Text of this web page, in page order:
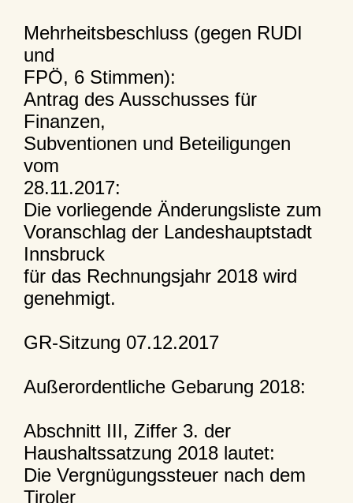
Mehrheitsbeschluss (gegen RUDI
und
FPÖ, 6 Stimmen):
Antrag des Ausschusses für
Finanzen,
Subventionen und Beteiligungen
vom
28.11.2017:
Die vorliegende Änderungsliste zum
Voranschlag der Landeshauptstadt
Innsbruck
für das Rechnungsjahr 2018 wird
genehmigt.
GR-Sitzung 07.12.2017
Außerordentliche Gebarung 2018:
Abschnitt III, Ziffer 3. der
Haushaltssatzung 2018 lautet:
Die Vergnügungssteuer nach dem
Tiroler